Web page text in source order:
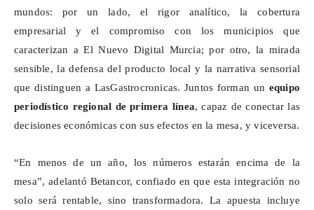
mundos: por un lado, el rigor analítico, la cobertura
empresarial y el compromiso con los municipios que
caracterizan a El Nuevo Digital Murcia; por otro, la mirada
sensible, la defensa del producto local y la narrativa sensorial
que distinguen a LasGastrocronicas. Juntos forman un equipo
periodístico regional de primera línea, capaz de conectar las
decisiones económicas con sus efectos en la mesa, y viceversa.
“En menos de un año, los números estarán encima de la
mesa”, adelantó Betancor, confiado en que esta integración no
solo será rentable, sino transformadora. La apuesta incluye